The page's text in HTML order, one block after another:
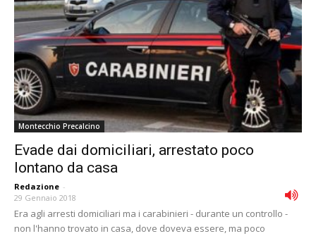
Montecchio Precalcino
Evade dai domiciliari, arrestato poco
lontano da casa
Redazione -
29 Gennaio 2018
Era agli arresti domiciliari ma i carabinieri - durante un controllo -
non l'hanno trovato in casa, dove doveva essere, ma poco